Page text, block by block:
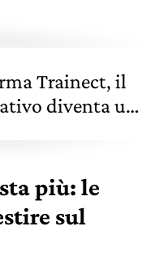
Trainect, il
diventa un
più: le
sul